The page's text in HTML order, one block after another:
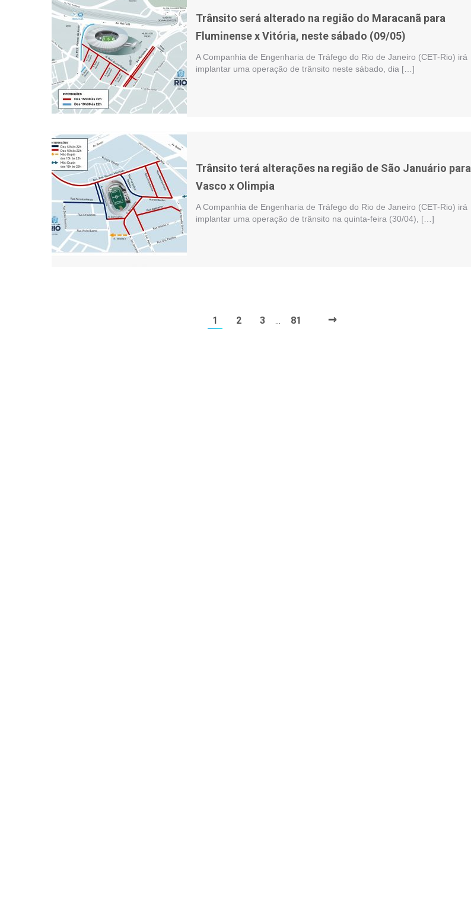
Trânsito será alterado na região do Maracanã para
Fluminense x Vitória, neste sábado (09/05)
A Companhia de Engenharia de Tráfego do Rio de Janeiro (CET-Rio) irá
implantar uma operação de trânsito neste sábado, dia […]
Trânsito terá alterações na região de São Januário para
Vasco x Olimpia
A Companhia de Engenharia de Tráfego do Rio de Janeiro (CET-Rio) irá
implantar uma operação de trânsito na quinta-feira (30/04), […]
1 2 3 81 →